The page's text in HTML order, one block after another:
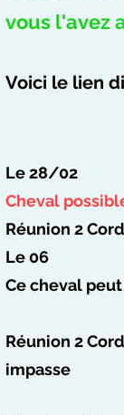
vous l'avez
Voici le lien
Le 28/02
Cheval
Réunion 2
Le 06
Ce cheval
Réunion 2
impasse